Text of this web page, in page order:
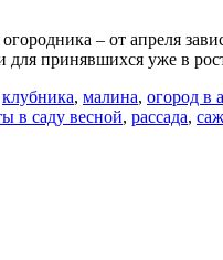
– от апреля
для принявшихся уже в
клубника, малина, огород в
в саду весной, рассада,